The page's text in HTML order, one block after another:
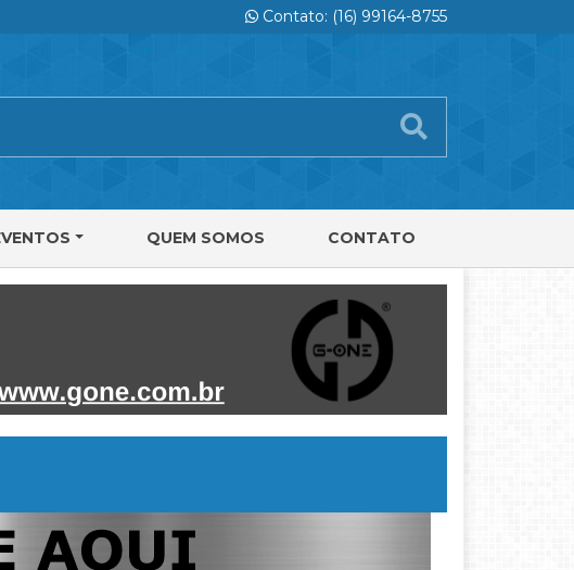
Contato: (16) 99164-8755
QUEM SOMOS CONTATO